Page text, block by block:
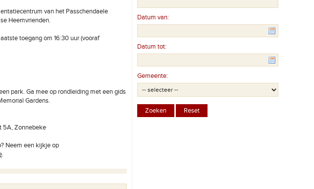
van het Passchendaele
Heemvrienden.
toegang om 16:30 uur (vooraf
park. Ga mee op rondleiding met een gids
Gardens.
5A, Zonnebeke
Neem een kijkje op
.
Datum van:
Datum tot:
Gemeente: